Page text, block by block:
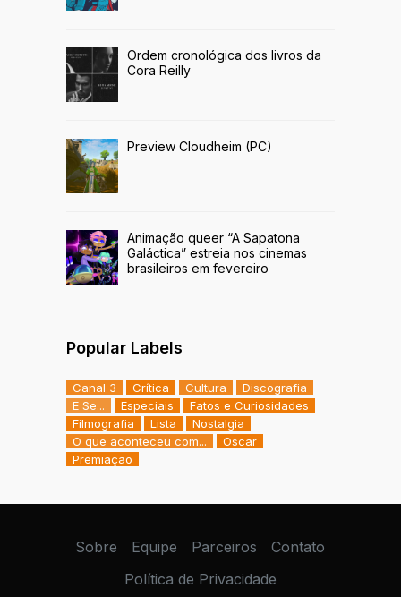
Ordem cronológica dos livros da
Cora Reilly
Preview Cloudheim (PC)
Animação queer “A Sapatona
Galáctica” estreia nos cinemas
brasileiros em fevereiro
Popular Labels
Canal 3 Crítica Cultura
Discografia
E Se...
Especiais
Fatos e Curiosidades
Filmografia
Lista
Nostalgia
O que aconteceu com...
Oscar
Premiação
Sobre Equipe Parceiros
Contato
Política de Privacidade